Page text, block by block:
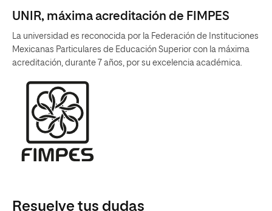
UNIR, máxima acreditación de FIMPES
La universidad es reconocida por la Federación de Instituciones
Mexicanas Particulares de Educación Superior con la máxima
acreditación, durante 7 años, por su excelencia académica.
Resuelve tus dudas